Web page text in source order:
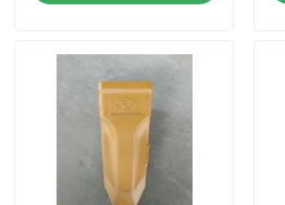
Poprosić o wycenę
Ząb łyżki koparki Komatsu
ząb koparki